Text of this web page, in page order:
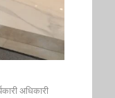
अधिकारी